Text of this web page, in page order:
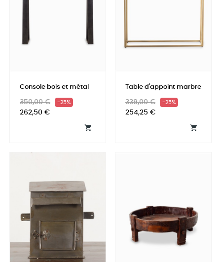
Console bois et métal
Prix
habituel
350,00 € -25%
262,50 €

Table d'appoint marbre
Prix
habituel
339,00 € -25%
254,25 €
